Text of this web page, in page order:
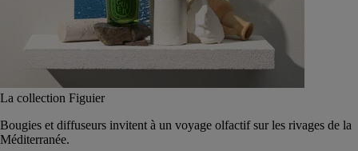
La collection Figuier
Bougies et diffuseurs invitent à un voyage olfactif sur les rivages de la
Méditerranée.